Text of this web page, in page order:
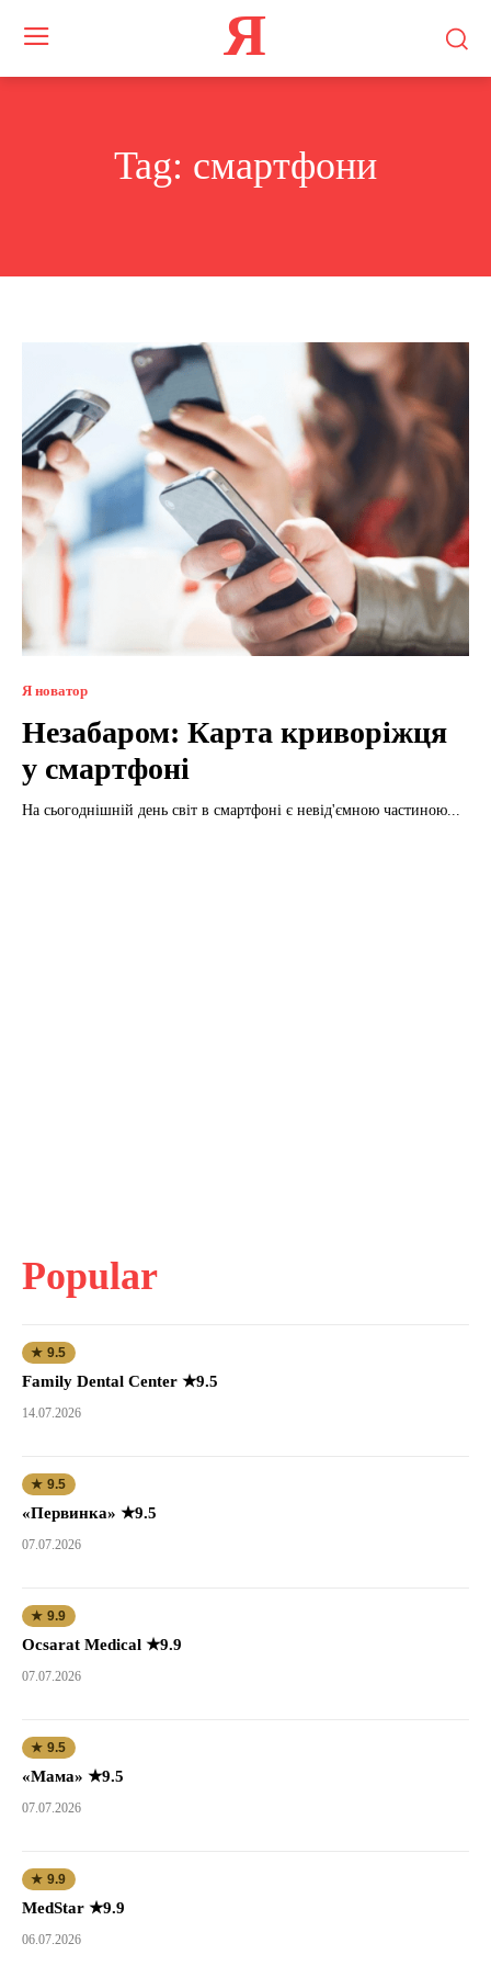
Я
Tag: смартфони
Я новатор
Незабаром: Карта криворіжця
у смартфоні
На сьогоднішній день світ в смартфоні є невід'ємною частиною...
Popular
★ 9.5
Family Dental Center ★9.5
14.07.2026
★ 9.5
«Первинка» ★9.5
07.07.2026
★ 9.9
Ocsarat Medical ★9.9
07.07.2026
★ 9.5
«Мама» ★9.5
07.07.2026
★ 9.9
MedStar ★9.9
06.07.2026